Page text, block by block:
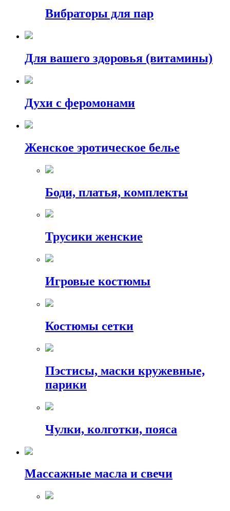
Вибраторы для пар
Для вашего здоровья (витамины)
Духи с феромонами
Женское эротическое белье
Боди, платья, комплекты
Трусики женские
Игровые костюмы
Костюмы сетки
Пэстисы, маски кружевные,
парики
Чулки, колготки, пояса
Массажные масла и свечи